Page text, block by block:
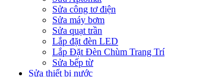
Sửa công tơ điện
Sửa máy bơm
Sửa quạt trần
Lắp đặt đèn LED
Lắp Đặt Đèn Chùm Trang Trí
Sửa bếp từ
Sửa thiết bị nước